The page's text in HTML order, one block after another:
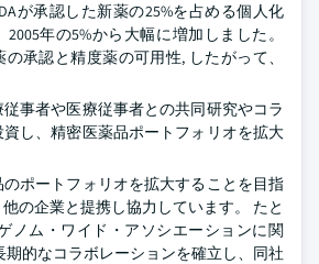
が承認した新薬の25%を占める個人化
年の5%から大幅に増加しました。
承認と精度薬の可用性, したがって、
事者や医療従事者との共同研究やコラ
し、精密医薬品ポートフォリオを拡大
ポートフォリオを拡大することを目指
の企業と提携し協力しています。 たと
ノム・ワイド・アソシエーションに関
期的なコラボレーションを確立し、同社